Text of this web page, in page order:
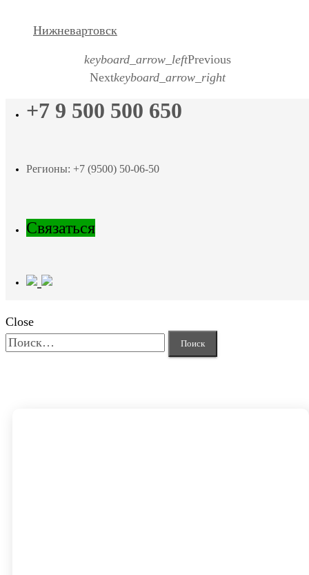
Нижневартовск
keyboard_arrow_leftPrevious
Nextkeyboard_arrow_right
+7 9 500 500 650
Регионы: +7 (9500) 50-06-50
Связаться
Close
Найти: